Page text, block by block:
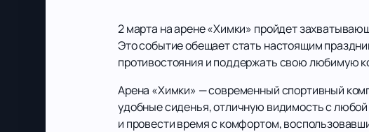
2 марта на арене «Химки» пройдет
Это событие обещает стать настоящим
противостояния и поддержать свою любимую
Арена «Химки» — современный спортивный
удобные сиденья, отличную видимость с
и провести время с комфортом,